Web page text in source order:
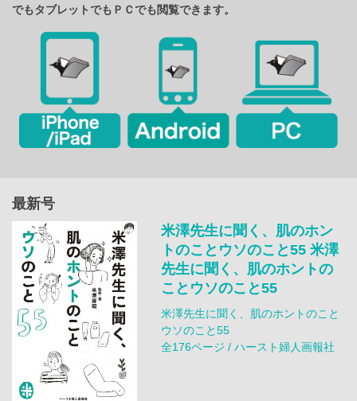
でもタブレットでもＰＣでも閲覧できます。
最新号
米澤先生に聞く、肌のホン
トのことウソのこと55 米澤
先生に聞く、肌のホントの
ことウソのこと55
米澤先生に聞く、肌のホントのこと
ウソのこと55
全176ページ / ハースト婦人画報社